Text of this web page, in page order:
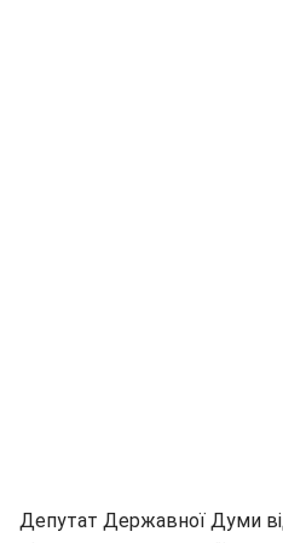
Депутат Державної Думи